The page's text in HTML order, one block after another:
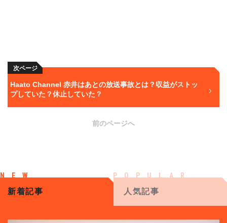
次ページ
Haato Channel 赤井はあとの放送事故とは？収益がストッ
プしていた？休止していた？
前のページへ
新着記事 人気記事